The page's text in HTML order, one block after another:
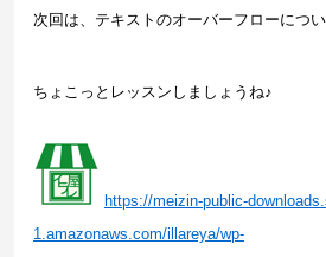
次回は、テキストのオーバーフローにつ
ちょこっとレッスンしましょうね♪
https://meizin-public-
1.amazonaws.com/illareya/wp-